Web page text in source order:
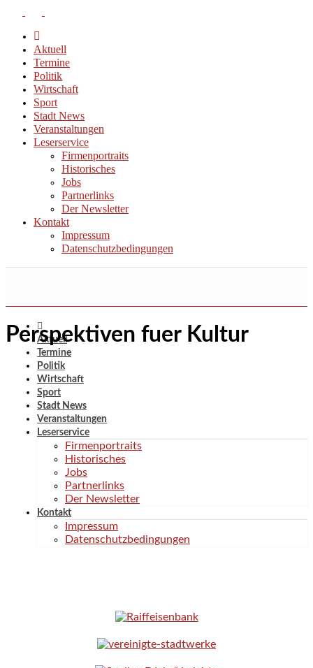
Aktuell
Termine
Politik
Wirtschaft
Sport
Stadt News
Veranstaltungen
Leserservice
Firmenportraits
Historisches
Jobs
Partnerlinks
Der Newsletter
Kontakt
Impressum
Datenschutzbedingungen
Aktuell
Termine
Politik
Wirtschaft
Sport
Stadt News
Veranstaltungen
Leserservice
Firmenportraits
Historisches
Jobs
Partnerlinks
Der Newsletter
Kontakt
Impressum
Datenschutzbedingungen
Perspektiven fuer Kultur